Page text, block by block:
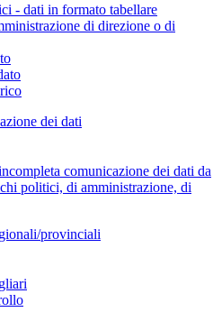
- dati in formato tabellare
di direzione o di
dei dati
comunicazione dei dati da
politici, di amministrazione, di
provinciali